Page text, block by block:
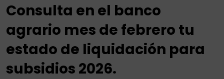
Consulta en el banco
agrario mes de febrero tu
estado de liquidación para
subsidios 2026.